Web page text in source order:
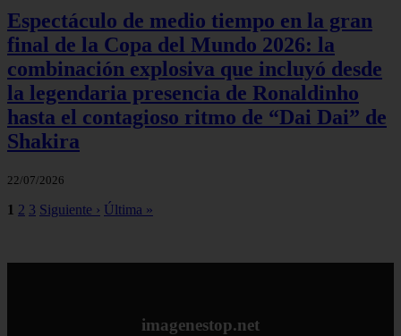
Espectáculo de medio tiempo en la gran
final de la Copa del Mundo 2026: la
combinación explosiva que incluyó desde
la legendaria presencia de Ronaldinho
hasta el contagioso ritmo de “Dai Dai” de
Shakira
22/07/2026
1 2 3 Siguiente › Última »
imagenestop.net